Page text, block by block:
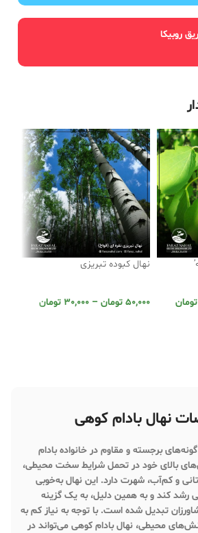
روبیکا
تومان
نهال کبوده تبریزی
50,000 تومان –
30,000 تومان
نهال بادام کوهی
برجسته و مقاوم در خانواده بادام
بالای خود در تحمل شرایط سخت محیطی،
و کم‌آب، شهرت دارد. این نهال به‌خوبی
رشد کند و به همین دلیل، به یک گزینه
تبدیل شده است. با توجه به نیاز کم به
محیطی، نهال بادام کوهی می‌تواند در